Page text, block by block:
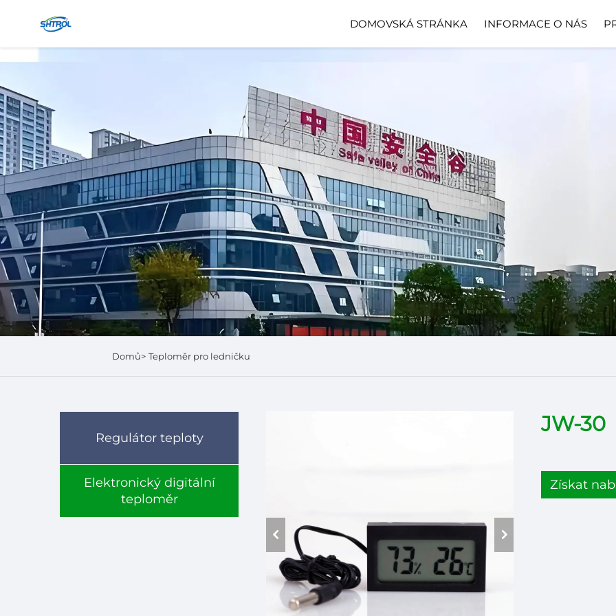
DOMOVSKÁ STRÁNKA INFORMACE O NÁS
Domů> Teploměr pro ledničku
Regulátor teploty
Elektronický digitální
teploměr
JW-30
Získat